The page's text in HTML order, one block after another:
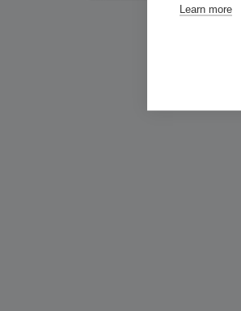
Learn more